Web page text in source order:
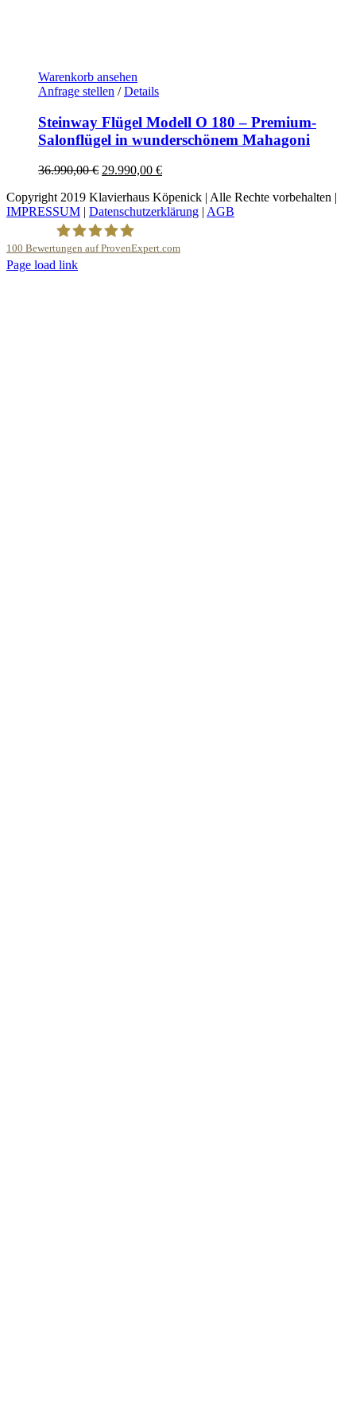
Warenkorb ansehen
Anfrage stellen / Details
Steinway Flügel Modell O 180 – Premium-
Salonflügel in wunderschönem Mahagoni
36.990,00€ Ursprünglicher
war:
36.990,00 €
29.990,00 €Aktueller
ist:
29.990,00 €.
Copyright 2019 Klavierhaus Köpenick | Alle Rechte vorbehalten |
IMPRESSUM | Datenschutzerklärung | AGB
100 Bewertungen auf ProvenExpert.com
YouTube
Page load link